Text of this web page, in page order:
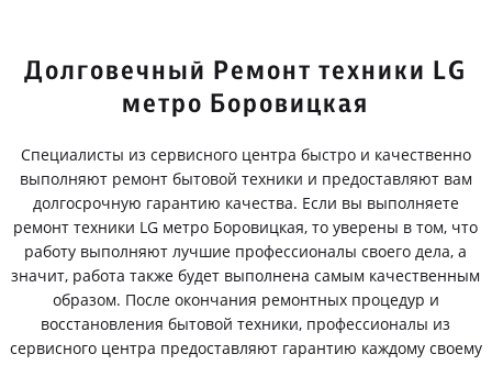
Долговечный Ремонт техники LG
метро Боровицкая
Специалисты из сервисного центра быстро и качественно
выполняют ремонт бытовой техники и предоставляют вам
долгосрочную гарантию качества. Если вы выполняете
ремонт техники LG метро Боровицкая, то уверены в том, что
работу выполняют лучшие профессионалы своего дела, а
значит, работа также будет выполнена самым качественным
образом. После окончания ремонтных процедур и
восстановления бытовой техники, профессионалы из
сервисного центра предоставляют гарантию каждому своему